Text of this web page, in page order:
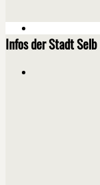
Infos der Stadt Selb